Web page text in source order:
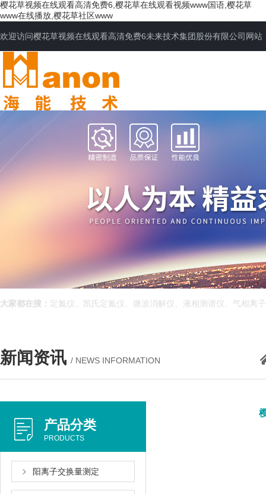
樱花草视频在线观看高清免费6,樱花草在线观看视频www国语,樱花草
www在线播放,樱花草社区www
欢迎访问樱花草视频在线观看高清免费6未来技术集团股份有限公司网站
网站首页
大家都在搜： 定氮仪、凯氏定氮仪、微波消解仪、液相测谱仪、气相离
新闻资讯 / NEWS INFORMATION
产品分类
PRODUCTS
阳离子交换量测定